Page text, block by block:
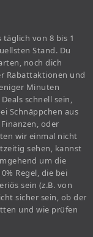
täglich von 8 bis 1
Stand. Du
noch dich
Rabattaktionen und
Minuten
schnell sein,
Schnäppchen aus
oder
wir einmal nicht
sehen, kannst
um die
Regel, die bei
sein (z.B. von
sicher sein, ob der
und wie prüfen